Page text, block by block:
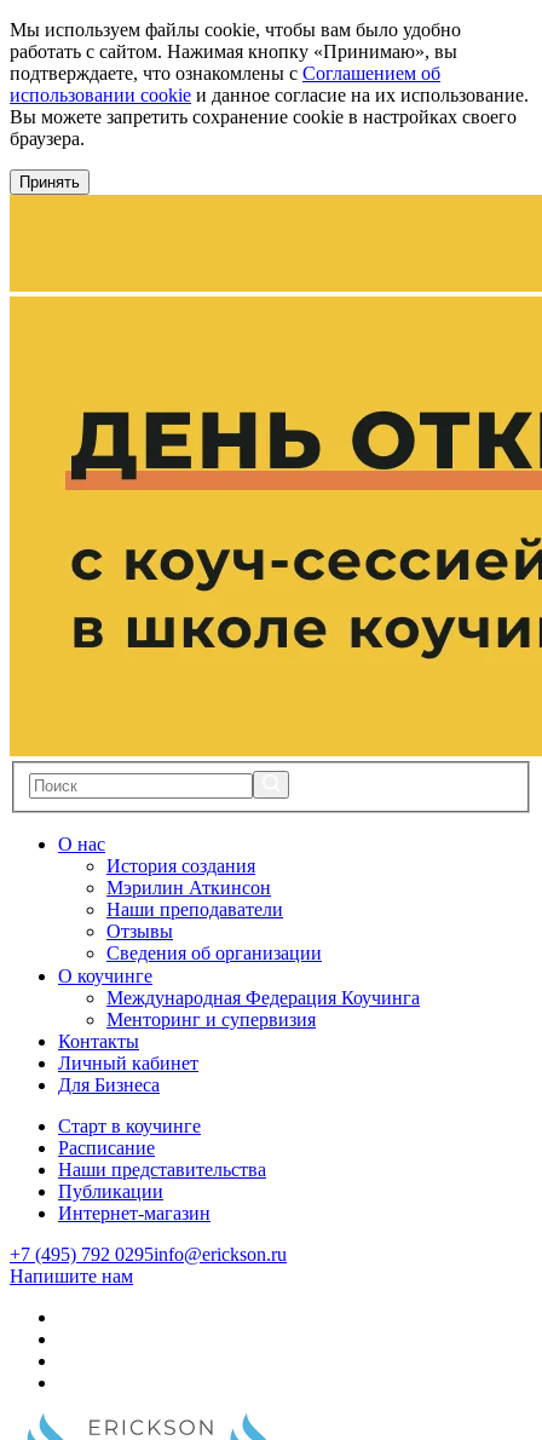
Мы используем файлы cookie, чтобы вам было удобно
работать с сайтом. Нажимая кнопку «Принимаю», вы
подтверждаете, что ознакомлены с Соглашением об
использовании cookie и данное согласие на их использование.
Вы можете запретить сохранение cookie в настройках своего
браузера.
Принять
О нас
История создания
Мэрилин Аткинсон
Наши преподаватели
Отзывы
Сведения об организации
О коучинге
Международная Федерация Коучинга
Менторинг и супервизия
Контакты
Личный кабинет
Для Бизнеса
Старт в коучинге
Расписание
Наши представительства
Публикации
Интернет-магазин
+7 (495) 792 0295info@erickson.ru
Напишите нам